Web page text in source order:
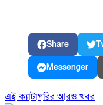
Share
Messenger
এই ক্যাটাগরির আরও খবর